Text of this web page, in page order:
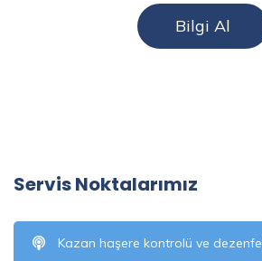
Bilgi Al
Servis Noktalarımız
Kazan haşere kontrolü ve